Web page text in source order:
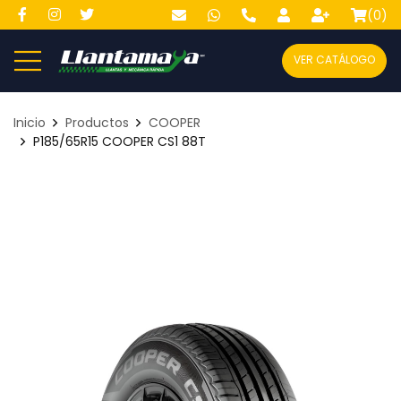
(0)
VER CATÁLOGO
Inicio Productos
COOPER
P185/65R15 COOPER CS1 88T